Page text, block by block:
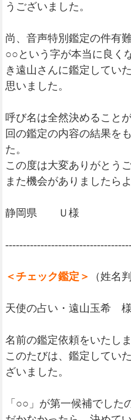
うございました。
尚、音声特別鑑定の件有
○○という字が本当に良く
き遠山さんに鑑定してい
思いました。
呼び名は全然決めること
回の鑑定の内容の結果を
た。
この度は大変ありがとう
また機会がありましたら
静岡県 Ｕ様
＜チェック鑑定＞ （姓名
天使の占い・遠山玉希 様
名前の鑑定依頼をいたし
このたびは、鑑定してい
ざいました。
「○○」が第一候補でした